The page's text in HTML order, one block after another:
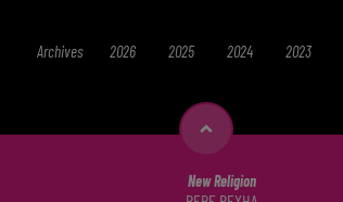
New Religion
Archives 2026 2025 2024 2023